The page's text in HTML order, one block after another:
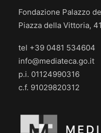
Fondazione Palazzo
Piazza della Vittoria,
tel +39 0481 534604
info@mediateca.go.it
p.i. 01124990316
c.f. 91029820312